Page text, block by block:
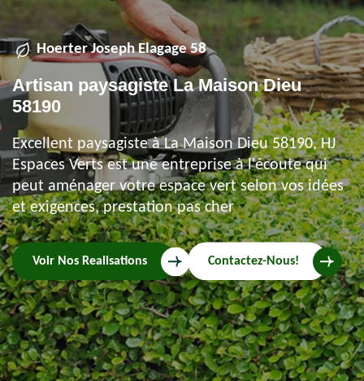
Hoerter Joseph Elagage 58
Artisan paysagiste La Maison Dieu
58190
Excellent paysagiste à La Maison Dieu 58190, HJ
Espaces Verts est une entreprise à l'écoute qui
peut aménager votre espace vert selon vos idées
et exigences, prestation pas cher
Voir Nos Realisations Contactez-Nous!